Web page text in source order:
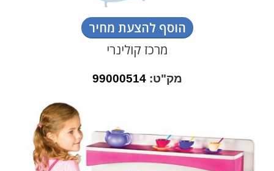
הוסף להצעת מחיר
מרכז קולינרי
מק"ט:99000514